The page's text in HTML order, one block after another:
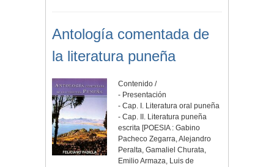
Antología comentada de
la literatura puneña
Contenido /
- Presentación
- Cap. I. Literatura oral puneña
- Cap. II. Literatura puneña
escrita [POESIA : Gabino
Pacheco Zegarra, Alejandro
Peralta, Gamaliel Churata,
Emilio Armaza, Luis de